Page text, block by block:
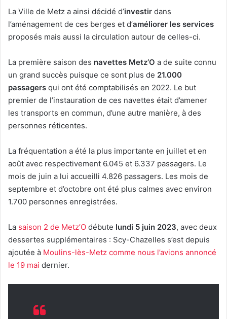
La Ville de Metz a ainsi décidé d’investir dans
l’aménagement de ces berges et d’améliorer les services
proposés mais aussi la circulation autour de celles-ci.
La première saison des navettes Metz’O a de suite connu
un grand succès puisque ce sont plus de 21.000
passagers qui ont été comptabilisés en 2022. Le but
premier de l’instauration de ces navettes était d’amener
les transports en commun, d’une autre manière, à des
personnes réticentes.
La fréquentation a été la plus importante en juillet et en
août avec respectivement 6.045 et 6.337 passagers. Le
mois de juin a lui accueilli 4.826 passagers. Les mois de
septembre et d’octobre ont été plus calmes avec environ
1.700 personnes enregistrées.
La saison 2 de Metz’O débute lundi 5 juin 2023, avec deux
dessertes supplémentaires : Scy-Chazelles s’est depuis
ajoutée à Moulins-lès-Metz comme nous l’avions annoncé
le 19 mai dernier.